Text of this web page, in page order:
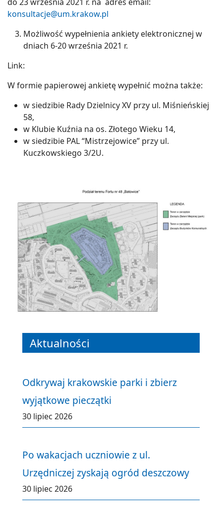
konsultacje@um.krakow.pl
Możliwość wypełnienia ankiety elektronicznej w
dniach 6-20 września 2021 r.
Link:
W formie papierowej ankietę wypełnić można także:
w siedzibie Rady Dzielnicy XV przy ul. Miśnieńskiej
58,
w Klubie Kuźnia na os. Złotego Wieku 14,
w siedzibie PAL “Mistrzejowice” przy ul.
Kuczkowskiego 3/2U.
Aktualności
Odkrywaj krakowskie parki i zbierz
wyjątkowe pieczątki
30 lipiec 2026
Po wakacjach uczniowie z ul.
Urzędniczej zyskają ogród deszczowy
30 lipiec 2026